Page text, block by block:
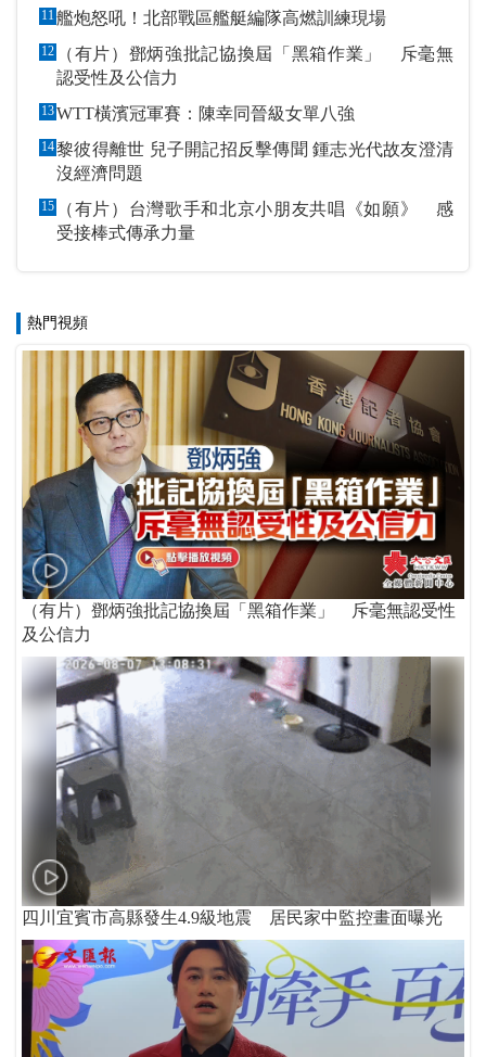
11艦炮怒吼！北部戰區艦艇編隊高燃訓練現場
12
（有片）鄧炳強批記協換屆「黑箱作業」 斥毫無
認受性及公信力
13WTT橫濱冠軍賽：陳幸同晉級女單八強
14黎彼得離世 兒子開記招反擊傳聞 鍾志光代故友澄清
沒經濟問題
15
（有片）台灣歌手和北京小朋友共唱《如願》 感
受接棒式傳承力量
熱門視頻
（有片）鄧炳強批記協換屆「黑箱作業」 斥毫無認受性
及公信力
四川宜賓市高縣發生4.9級地震 居民家中監控畫面曝光